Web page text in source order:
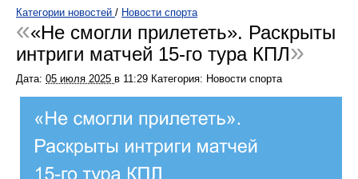
Категории новостей / Новости спорта
«Не смогли прилететь». Раскрыты
интриги матчей 15-го тура КПЛ
Дата: 05 июля 2025 в 11:29 Категория: Новости спорта